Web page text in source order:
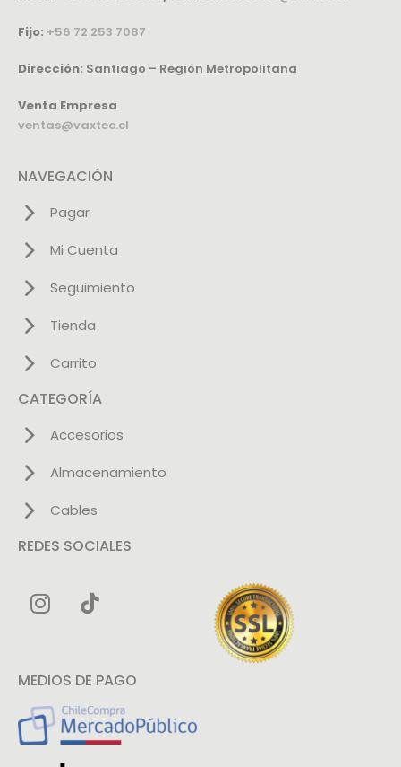
Fijo: +56 72 253 7087
Dirección: Santiago – Región Metropolitana
Venta Empresa
ventas@vaxtec.cl
NAVEGACIÓN
Pagar
Mi Cuenta
Seguimiento
Tienda
Carrito
CATEGORÍA
Accesorios
Almacenamiento
Cables
REDES SOCIALES
MEDIOS DE PAGO